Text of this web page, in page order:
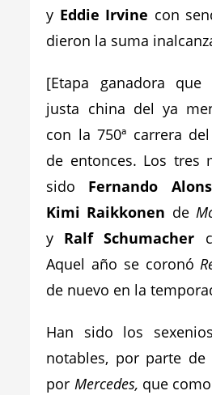
y Eddie Irvine con
dieron la suma
[Etapa ganadora
justa china del ya
con la 750ª carrera
de entonces. Los tres
sido Fernando
Kimi Raikkonen de
y Ralf Schumacher
Aquel año se coronó
de nuevo en la
Han sido los
notables, por parte de
por Mercedes, que